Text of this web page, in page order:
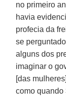
no primeiro
havia
profecia da
se
alguns dos
imaginar o
[das
como quando